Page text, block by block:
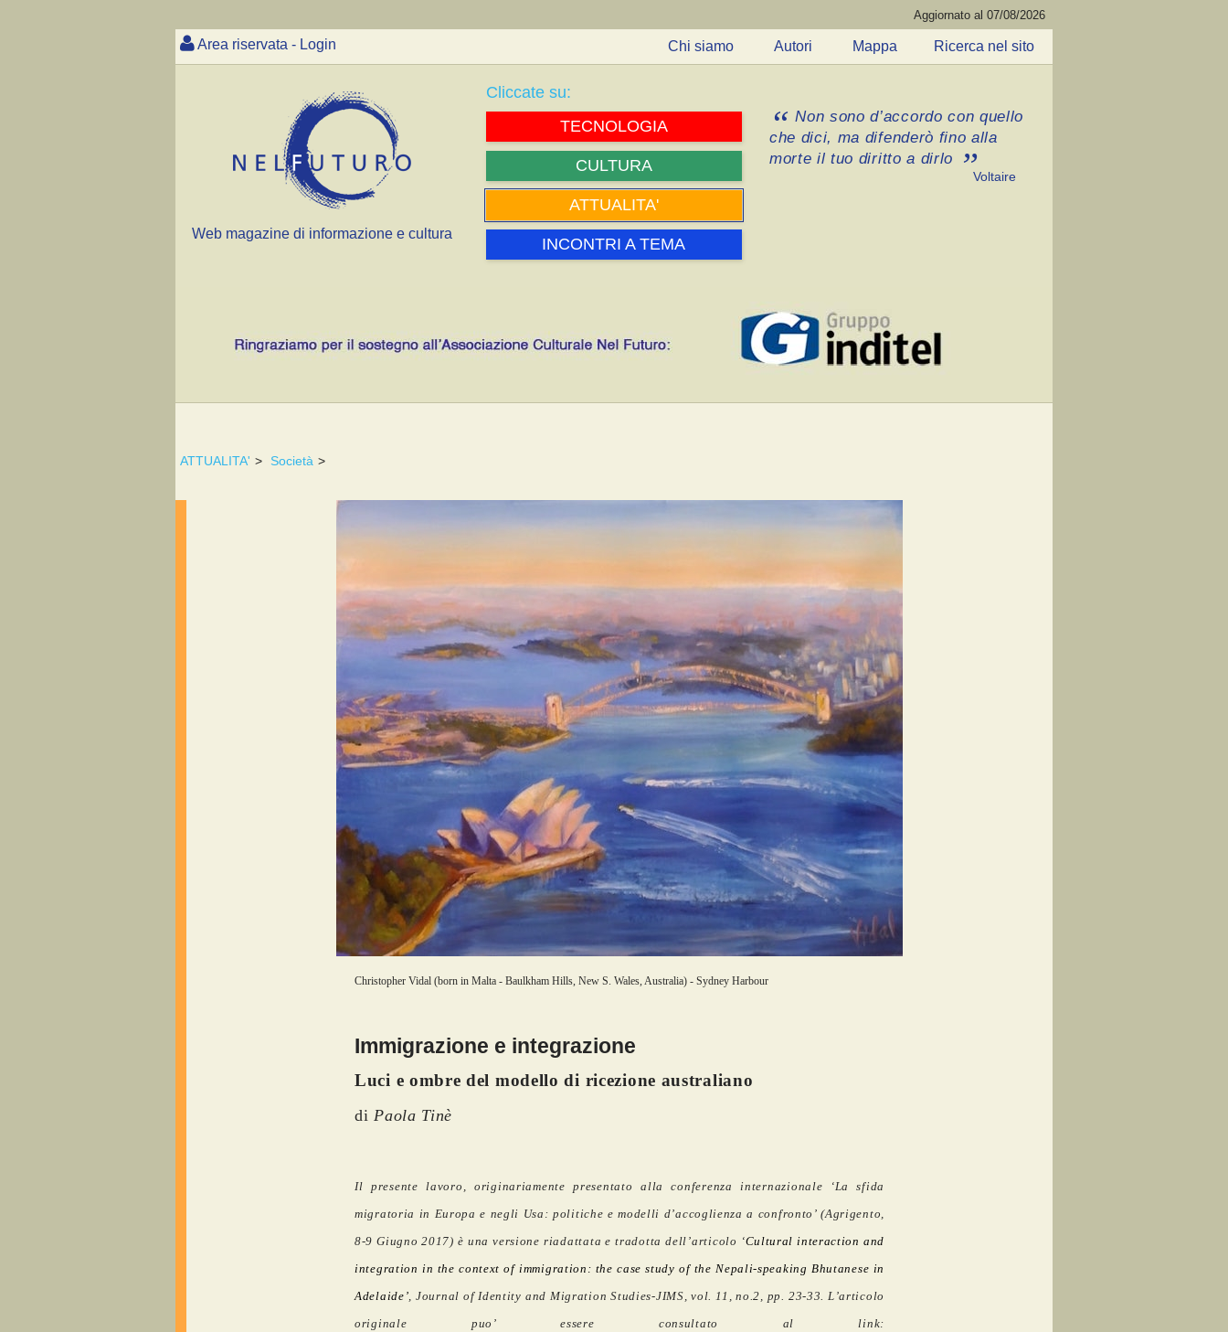
Aggiornato al 07/08/2026
Area riservata - Login Chi siamo Autori Mappa Ricerca nel sito
Web magazine di informazione e cultura
Cliccate su:
TECNOLOGIA
CULTURA
ATTUALITA'
INCONTRI A TEMA
Non sono d’accordo con quello
che dici, ma difenderò fino alla
morte il tuo diritto a dirlo
Voltaire
ATTUALITA' > Società >
Christopher Vidal (born in Malta - Baulkham Hills, New S. Wales, Australia) - Sydney Harbour
Immigrazione e integrazione
Luci e ombre del modello di ricezione australiano
diPaola Tinè
Il presente lavoro, originariamente presentato alla conferenza internazionale ‘La sfida
migratoria in Europa e negli Usa: politiche e modelli d’accoglienza a confronto’ (Agrigento,
8-9 Giugno 2017) è una versione riadattata e tradotta dell’articolo ‘Cultural interaction and
integration in the context of immigration: the case study of the Nepali-speaking Bhutanese in
Adelaide’, Journal of Identity and Migration Studies-JIMS, vol. 11, no.2, pp. 23-33. L’articolo
originale puo’ essere consultato al link: